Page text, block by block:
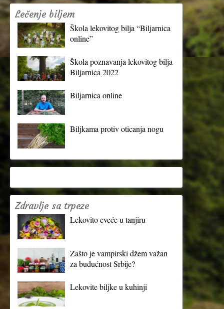
Lečenje biljem
Škola lekovitog bilja “Biljarnica
online”
Škola poznavanja lekovitog bilja
Biljarnica 2022
Biljarnica online
Biljkama protiv oticanja nogu
Zdravlje sa trpeze
Lekovito cveće u tanjiru
Zašto je vampirski džem važan
za budućnost Srbije?
Lekovite biljke u kuhinji